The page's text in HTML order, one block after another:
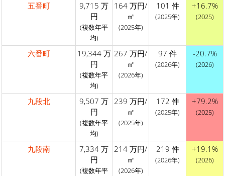
五番町
9,715 万
円
(複数年平
均)
164 万円/
㎡
(2025年)
101 件
(2025年)
+16.7%
(2025)
六番町
19,344 万
円
(複数年平
均)
267 万円/
㎡
(2026年)
97 件
(2026年)
-20.7%
(2026)
九段北
9,507 万
円
(複数年平
均)
239 万円/
㎡
(2025年)
172 件
(2025年)
+79.2%
(2025)
九段南
7,334 万
円
(複数年平
214 万円/
㎡
(2026年)
219 件
(2026年)
+19.1%
(2026)